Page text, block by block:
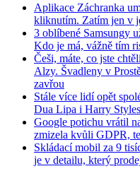
Aplikace Záchranka
kliknutím. Zatím jen v
3 oblíbené Samsungy
Kdo je má, vážně tím
Češi, máte, co jste
Alzy. Švadleny v
zavřou
Stále více lidí opět
Dua Lipa i Harry
Google potichu vrátil
zmizela kvůli GDPR,
Skládací mobil za 9
je v detailu, který